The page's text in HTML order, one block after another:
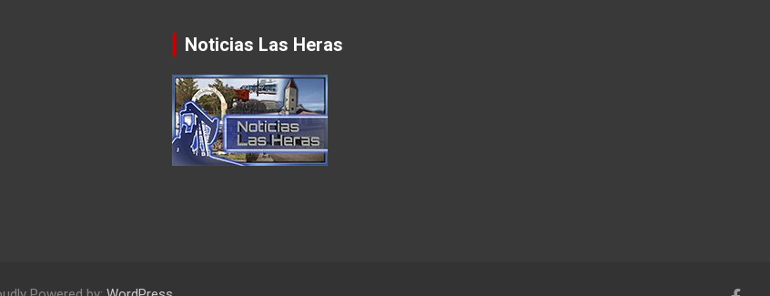
Noticias Las Heras